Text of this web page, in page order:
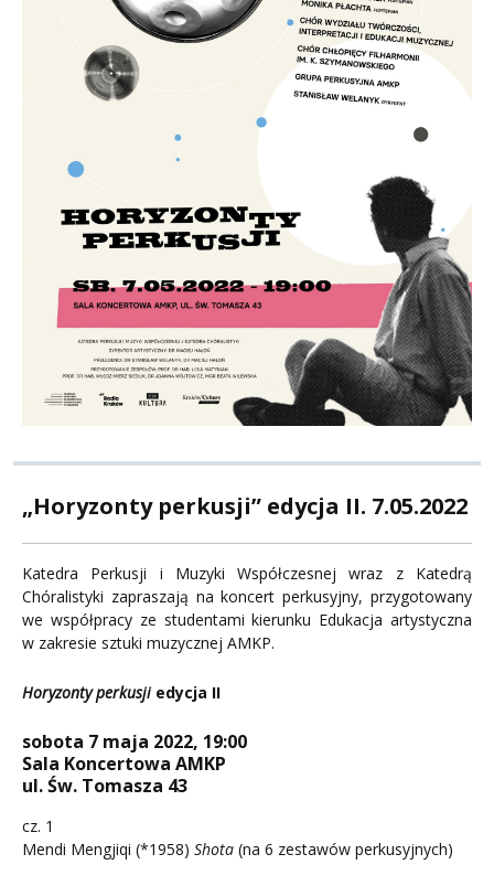
„Horyzonty perkusji” edycja II. 7.05.2022
Katedra Perkusji i Muzyki Współczesnej wraz z Katedrą
Chóralistyki zapraszają na koncert perkusyjny, przygotowany
we współpracy ze studentami kierunku Edukacja artystyczna
w zakresie sztuki muzycznej AMKP.
Horyzonty perkusjiedycja II
sobota 7 maja 2022, 19:00
Sala Koncertowa AMKP
ul. Św. Tomasza 43
cz. 1
Mendi Mengjiqi (*1958) Shota (na 6 zestawów perkusyjnych)